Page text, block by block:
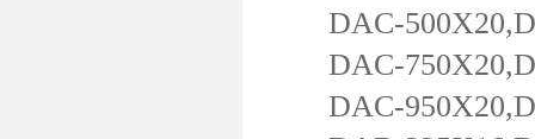
DAC-
DAC-
DAC-